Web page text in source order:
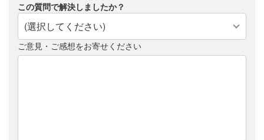
この質問で解決しましたか？
(選択してください)
ご意見・ご感想をお寄せください